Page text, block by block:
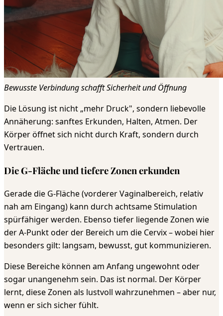
Bewusste Verbindung schafft Sicherheit und Öffnung
Die Lösung ist nicht „mehr Druck", sondern liebevolle
Annäherung: sanftes Erkunden, Halten, Atmen. Der
Körper öffnet sich nicht durch Kraft, sondern durch
Vertrauen.
Die G-Fläche und tiefere Zonen erkunden
Gerade die G-Fläche (vorderer Vaginalbereich, relativ
nah am Eingang) kann durch achtsame Stimulation
spürfähiger werden. Ebenso tiefer liegende Zonen wie
der A-Punkt oder der Bereich um die Cervix – wobei hier
besonders gilt: langsam, bewusst, gut kommunizieren.
Diese Bereiche können am Anfang ungewohnt oder
sogar unangenehm sein. Das ist normal. Der Körper
lernt, diese Zonen als lustvoll wahrzunehmen – aber nur,
wenn er sich sicher fühlt.